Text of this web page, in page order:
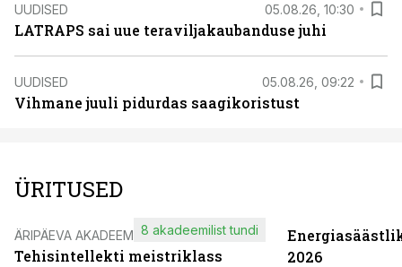
UUDISED 05.08.26, 10:30
LATRAPS sai uue teraviljakaubanduse juhi
UUDISED 05.08.26, 09:22
Vihmane juuli pidurdas saagikoristust
ÜRITUSED
ÄRIPÄEVA AKADEEMIA
Tehisintellekti meistriklass
8 akadeemilist tundi
2026